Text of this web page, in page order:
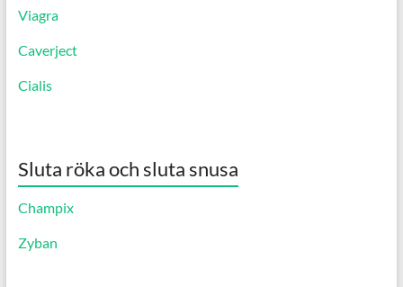
Viagra
Caverject
Cialis
Sluta röka och sluta snusa
Champix
Zyban